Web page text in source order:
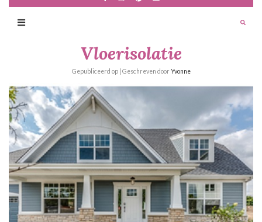
Vloerisolatie
Gepubliceerd op | Geschreven door Yvonne